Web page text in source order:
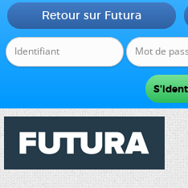
Retour sur Futura